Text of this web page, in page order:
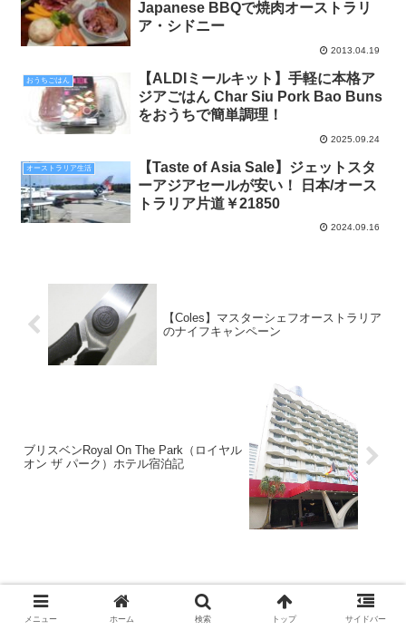
Japanese BBQで焼肉オーストラリ
ア・シドニー
2013.04.19
おうちごはん
【ALDIミールキット】手軽に本格ア
ジアごはん Char Siu Pork Bao Buns
をおうちで簡単調理！
2025.09.24
オーストラリア生活
【Taste of Asia Sale】ジェットスタ
ーアジアセールが安い！ 日本/オース
トラリア片道￥21850
2024.09.16
【Coles】マスターシェフオーストラリア
のナイフキャンペーン
ブリスベンRoyal On The Park（ロイヤル
オン ザ パーク）ホテル宿泊記
メニュー ホーム 検索 トップ サイドバー